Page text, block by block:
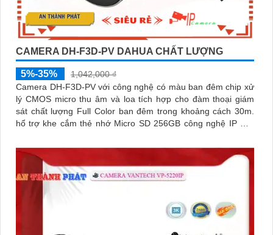
CAMERA DH-F3D-PV DAHUA CHẤT LƯỢNG
5%-35%
1,042,000 ₫
Camera DH-F3D-PV với công nghệ có màu ban đêm chip xử
lý CMOS micro thu âm và loa tích hợp cho đàm thoại giám
sát chất lượng Full Color ban đêm trong khoảng cách 30m.
hổ trợ khe cắm thẻ nhớ Micro SD 256GB công nghệ IP Wifi